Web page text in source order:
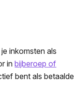
inkomsten als
inbijberoep of
bent als betaalde